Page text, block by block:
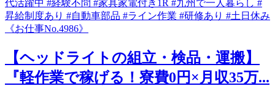
【ヘッドライトの組立・検品・運搬】
『軽作業で稼げる！寮費0円×月収35万...